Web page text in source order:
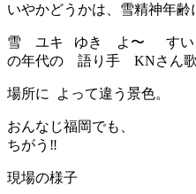
いやかどうかは、雪精神年齢
雪 ユキ ゆき よ〜 すいま
の年代の 語り手 KNさん歌
場所に よって違う景色。
おんなじ福岡でも、
ちがう‼️
現場の様子